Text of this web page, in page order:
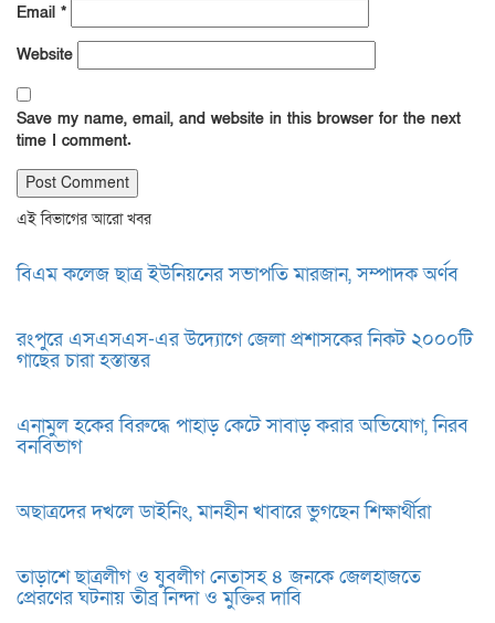
Email *
Website
Save my name, email, and website in this browser for the next
time I comment.
এই বিভাগের আরো খবর
বিএম কলেজ ছাত্র ইউনিয়নের সভাপতি মারজান, সম্পাদক অর্ণব
রংপুরে এসএসএস-এর উদ্যোগে জেলা প্রশাসকের নিকট ২০০০টি
গাছের চারা হস্তান্তর
এনামুল হকের বিরুদ্ধে পাহাড় কেটে সাবাড় করার অভিযোগ, নিরব
বনবিভাগ
অছাত্রদের দখলে ডাইনিং, মানহীন খাবারে ভুগছেন শিক্ষার্থীরা
তাড়াশে ছাত্রলীগ ও যুবলীগ নেতাসহ ৪ জনকে জেলহাজতে
প্রেরণের ঘটনায় তীব্র নিন্দা ও মুক্তির দাবি